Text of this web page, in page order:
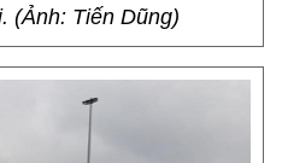
(Ảnh: Tiến Dũng)